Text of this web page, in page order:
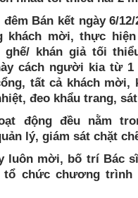
Bán kết ngày 6/
khách mời, thực hiện
ghế/ khán giả tối
cách người kia từ 1
tất cả khách mời,
đeo khẩu trang,
động đều nằm
lý, giám sát chặt
luôn mời, bố trí Bác
tổ chức chương